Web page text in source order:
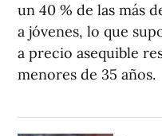
un 40 % de las más
a jóvenes, lo que
a precio asequible
menores de 35 años.